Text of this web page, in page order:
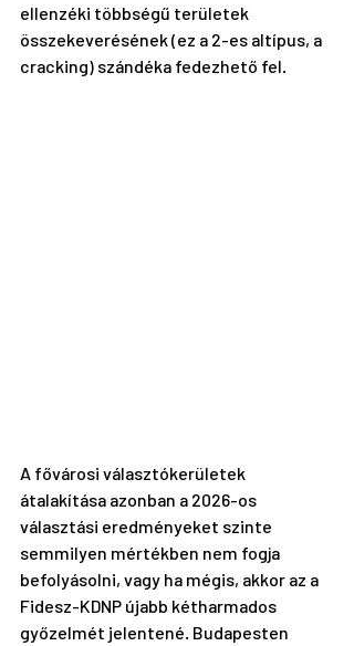
ellenzéki többségű területek
összekeverésének (ez a 2-es altípus, a
cracking) szándéka fedezhető fel.
A fővárosi választókerületek
átalakítása azonban a 2026-os
választási eredményeket szinte
semmilyen mértékben nem fogja
befolyásolni, vagy ha mégis, akkor az a
Fidesz-KDNP újabb kétharmados
győzelmét jelentené. Budapesten